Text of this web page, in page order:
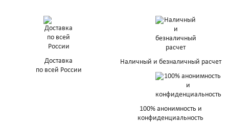
Доставка
по всей России
Наличный и безналичный расчет
100% анонимность и
конфиденциальность